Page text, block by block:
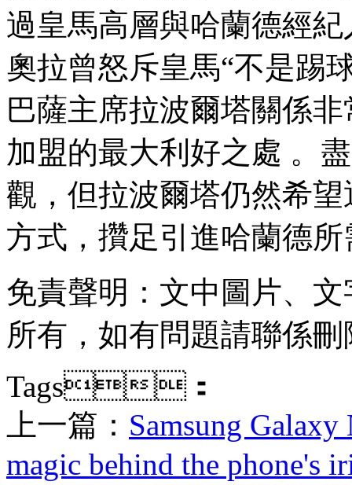
過皇馬高層與哈蘭德經紀
奧拉曾怒斥皇馬“不是踢球
巴薩主席拉波爾塔關係非
加盟的最大利好之處 
觀，但拉波爾塔仍然希
方式，攢足引進哈蘭德所
免責聲明：文中圖片
所有，如有問題請聯係刪除
Tags：
上一篇： Samsung Galaxy
magic behind the phone's